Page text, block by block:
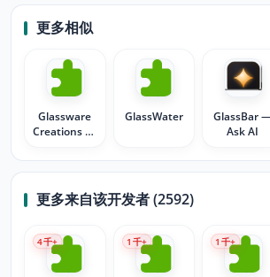
更多相似
Glassware
Creations by
GlassWater
GlassBar
Ask AI
更多来自该开发者 (2592)
4千+ 1 千+ 1 千+